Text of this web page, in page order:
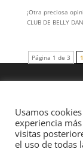
¡Otra preciosa
CLUB DE BELLY
Página 1 de 3 1
Usamos
experiencia
visitas
el uso de todas